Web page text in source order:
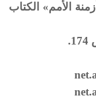
الأمم» الكتاب
.
net
.
net